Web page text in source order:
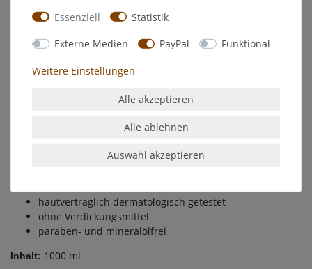
Verdickungsmittel. Dadurch bleibt es dünnflüssig und lässt
sich schnell und angenehm dosieren. Die Menge von 2 vis 3
Verschlusskappen für ein Vollbad kann nach individuellen
Badegewohnheiten erhöht werden, ohne die Verträglichkeit
zu beeinträchtigen. Auch als kühles Bad an heißen Tagen,
eine erfrischende Wohltat.
beeinflussen. Das Herbacin Wellness Bad mit wertvollen
Lavendelduftölen entspannt und beruhigt auf natürliche
Weise, steigert das Wohlbefinden und trägt zur
hautverträglich dermatologisch getestet
ohne Verdickungsmittel
paraben- und mineralölfrei
Inhalt: 1000 ml
Essenziell
Statistik
Externe Medien PayPal Funktional
Weitere Einstellungen
Alle akzeptieren
Alle ablehnen
Auswahl akzeptieren